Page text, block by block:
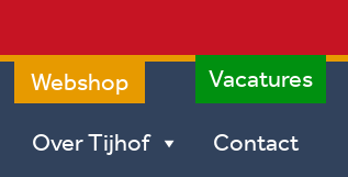
Over Tijhof Contact
Webshop Vacatures